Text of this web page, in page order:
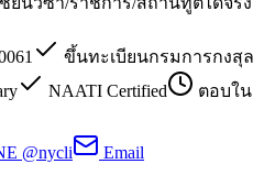
ขึ้นทะเบียนกรมการกงสุล
NAATI Certified
ตอบใน
@nycli
Email